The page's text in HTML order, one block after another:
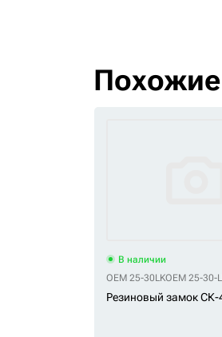
В наличии
OEM 25-30LKOEM 25-30-
Резиновый замок СК-